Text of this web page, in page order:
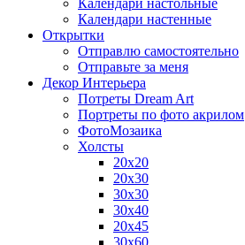
Календари настольные
Календари настенные
Открытки
Отправлю самостоятельно
Отправьте за меня
Декор Интерьера
Потреты Dream Art
Портреты по фото акрилом
ФотоМозаика
Холсты
20х20
20х30
30х30
30х40
20х45